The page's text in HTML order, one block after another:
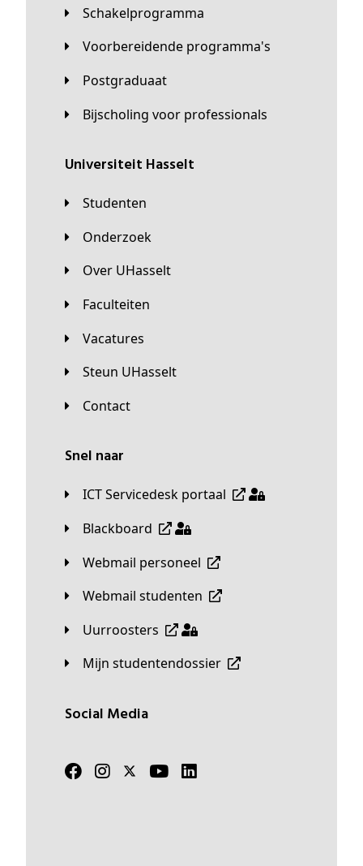
Schakelprogramma
Voorbereidende programma's
Postgraduaat
Bijscholing voor professionals
universiteit Hasselt
Studenten
Onderzoek
Over UHasselt
Faculteiten
Vacatures
Steun UHasselt
Contact
Snel naar
ICT Servicedesk portaal
Blackboard
Webmail personeel
Webmail studenten
Uurroosters
Mijn studentendossier
Social Media